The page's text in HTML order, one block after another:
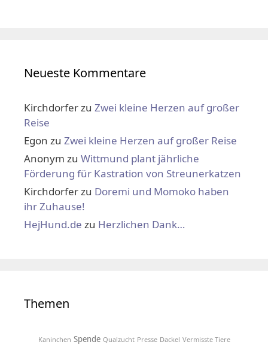
Neueste Kommentare
Kirchdorferzu Zwei kleine Herzen auf großer
Reise
Egon zu Zwei kleine Herzen auf großer Reise
Anonym zu Wittmund plant jährliche
Förderung für Kastration von Streunerkatzen
Kirchdorferzu Doremi und Momoko haben
ihr Zuhause!
HejHund.de zu Herzlichen Dank…
Themen
Kaninchen Spende Qualzucht Presse Dackel Vermisste Tiere